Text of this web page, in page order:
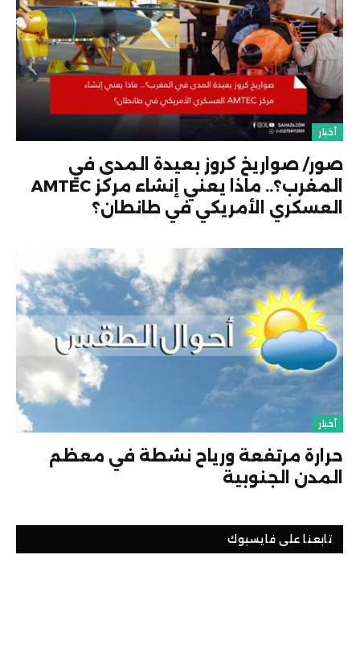
أخبار
صور/ صواريخ كروز بعيدة المدى في
المغرب؟.. ماذا يعني إنشاء مركز AMTEC
العسكري الأمريكي في طانطان؟
أخبار
حرارة مرتفعة ورياح نشطة في معظم
المدن الجنوبية
تابعنا على فايسبوك